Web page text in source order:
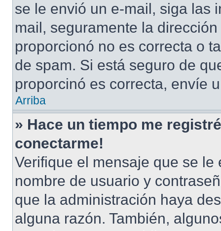
se le envió un e-mail, siga las
mail, seguramente la
proporcionó no es correcta o
de spam. Si está seguro de
proporcinó es correcta, envíe
Arriba
» Hace un tiempo me
conectarme!
Verifique el mensaje que se
nombre de usuario y
que la administración haya
alguna razón. También,